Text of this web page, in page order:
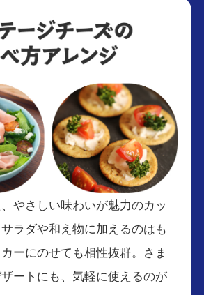
やさしい味わいが魅力のカッ
ラダや和え物に加えるのはも
ーにのせても相性抜群。さま
ートにも、気軽に使えるのが